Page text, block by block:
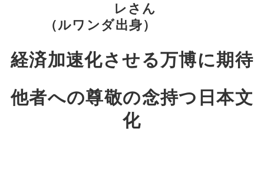
レさん
（ルワンダ出身）
経済加速化させる万博に期待
他者への尊敬の念持つ日本文
化